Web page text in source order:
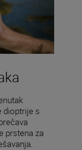
dioptrije s
prstena za